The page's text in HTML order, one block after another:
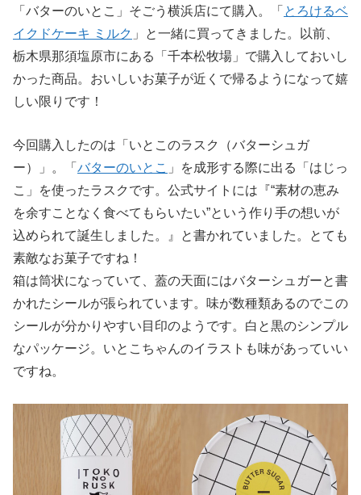
「バターのいとこ」そごう横浜店にて購入。「 とろけるベ
イクドケーキ ミルク 」と一緒に買ってきました。以前、
栃木県那須塩原市にある「千本松牧場」で購入しておいし
かった商品。おいしいお菓子が近くで帰るようになって嬉
しい限りです！
今回購入したのは「いとこのラスク（バターシュガ
ー）」。「 バターのいとこ 」を成形する際に出る「はじっ
こ」を使ったラスクです。公式サイトには『“素材の恵み
を余すことなく食べてもらいたい”という作り手の想いが
込められて誕生しました。』と書かれていました。とても
素敵なお菓子ですね！
箱は筒状になっていて、蓋の天面にはバターシュガーと書
かれたシールが張られています。味が数種類あるのでこの
シールが分かりやすい目印のようです。白と黒のシンプル
なパッケージ。いとこちゃんのイラストも味があっていい
ですね。